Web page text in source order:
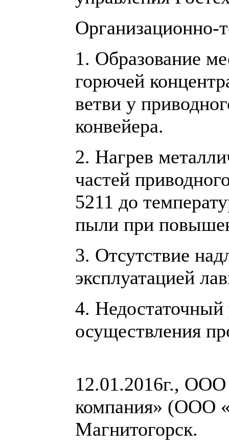
Организационно-
1. Образование
горючей
ветви у
конвейера.
2. Нагрев
частей
5211 до
пыли при
3. Отсутствие
эксплуатацией
4. Недостаточный
осуществления
12.01.2016г., ООО
компания» (ООО
Магнитогорск.